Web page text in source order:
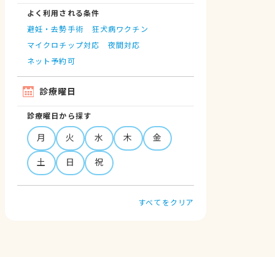
よく利用される条件
避妊・去勢手術
狂犬病ワクチン
マイクロチップ対応
夜間対応
ネット予約可
診療曜日
診療曜日から探す
月 火 水 木
金
土
日 祝
すべてをクリア